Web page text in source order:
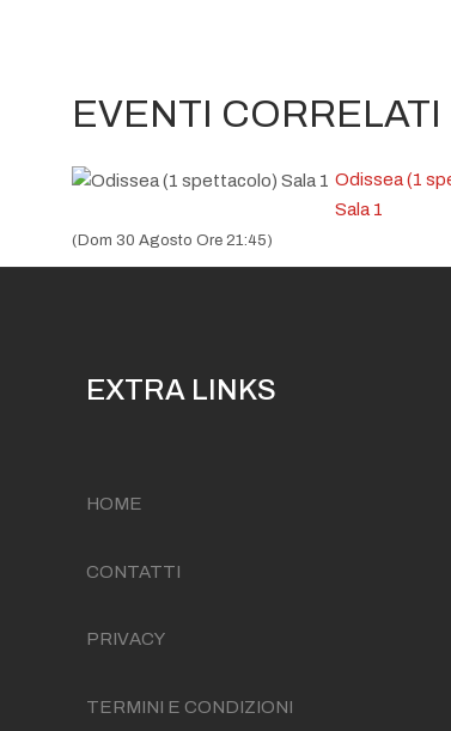
EVENTI CORRELATI
Odissea (1
Sala 1
(Dom 30 Agosto Ore 21:45)
EXTRA LINKS
HOME
CONTATTI
PRIVACY
TERMINI E CONDIZIONI